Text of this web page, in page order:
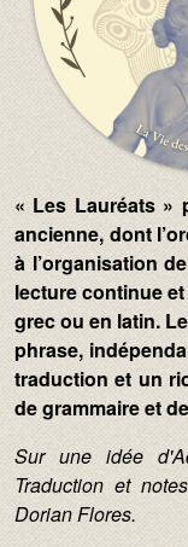
« Les Lauréats »
ancienne, dont
à l’organisation
lecture continue
grec ou en latin.
phrase,
traduction et un
de grammaire et
Sur une idée
Traduction et
Dorian Flores.